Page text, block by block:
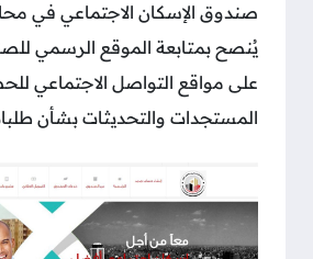
صندوق الإسكان الاجتماعي في
يُنصح بمتابعة الموقع الرسمي
على مواقع التواصل الاجتماعي
المستجدات والتحديثات بشأن